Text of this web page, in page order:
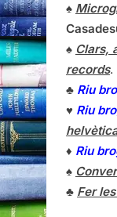
♠
♠ Clars,
records.
♣ Riu
♥ Riu
♦ Riu
♠
♣ Fer